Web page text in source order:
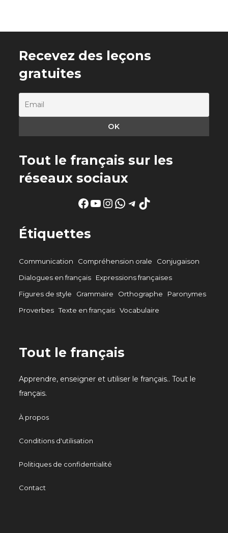
Recevez des leçons
gratuites
Tout le français sur les
réseaux sociaux
Facebook
YouTube
Instagram
WhatsApp
Telegram
TikTok
Étiquettes
Communication Compréhension orale
Conjugaison
Dialogues en français
Expressions françaises
Figures de style
Grammaire Orthographe
Paronymes
Proverbes Texte en français Vocabulaire
Tout le français
Apprendre, enseigner et utiliser le français.. Tout le
français.
À propos
Conditions d'utilisation
Politiques de confidentialité
Contact